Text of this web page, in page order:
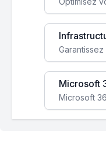
Microsoft